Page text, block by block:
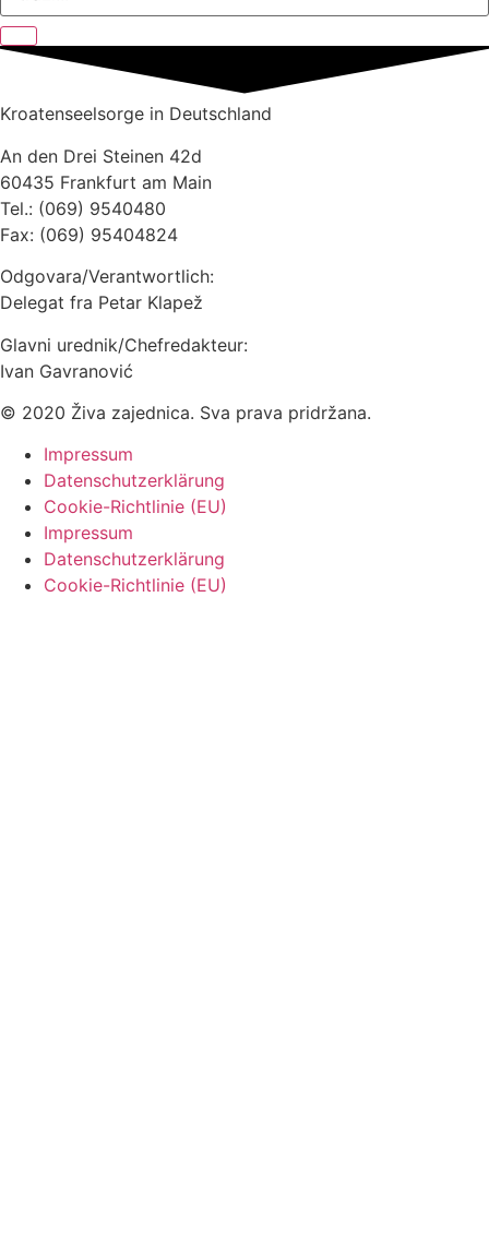
Kroatenseelsorge in Deutschland
An den Drei Steinen 42d
60435 Frankfurt am Main
Tel.: (069) 9540480
Fax: (069) 95404824
Odgovara/Verantwortlich:
Delegat fra Petar Klapež
Glavni urednik/Chefredakteur:
Ivan Gavranović
© 2020 Živa zajednica. Sva prava pridržana.
Impressum
Datenschutzerklärung
Cookie-Richtlinie (EU)
Impressum
Datenschutzerklärung
Cookie-Richtlinie (EU)